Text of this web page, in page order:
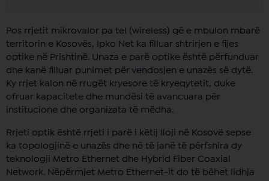
Pos rrjetit mikrovalor pa tel (wireless) që e mbulon mbarë
territorin e Kosovës, Ipko Net ka filluar shtrirjen e fijes
optike në Prishtinë. Unaza e parë optike është përfunduar
dhe kanë filluar punimet për vendosjen e unazës së dytë.
Ky rrjet kalon në rrugët kryesore të kryeqytetit, duke
ofruar kapacitete dhe mundësi të avancuara për
institucione dhe organizata të mëdha.
Rrjeti optik është rrjeti i parë i këtij lloji në Kosovë sepse
ka topologjinë e unazës dhe në të janë të përfshira dy
teknologji Metro Ethernet dhe Hybrid Fiber Coaxial
Network. Nëpërmjet Metro Ethernet-it do të bëhet lidhja